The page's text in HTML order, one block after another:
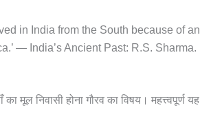
in India from the South because of an
— India’s Ancient Past: R.S. Sharma.
मूल निवासी होना गौरव का विषय। महत्त्वपूर्ण यह